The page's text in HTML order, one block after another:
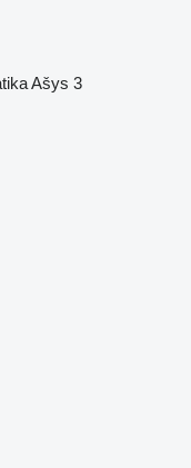
Ašys 3